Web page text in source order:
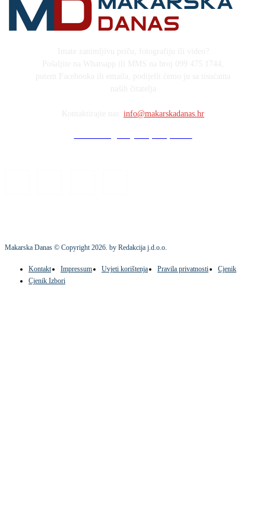
info@makarskadanas.hr
Makarska Danas © Copyright2026. by Redakcija j.d.o.o.
Kontakt Impressum Uvjeti korištenja Pravila privatnosti
Cjenik
Cjenik Izbori